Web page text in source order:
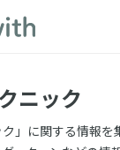
ニック
ク」に関する情報